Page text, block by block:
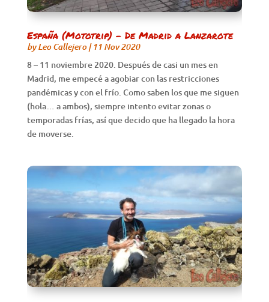
España (Mototrip) – De Madrid a Lanzarote
byLeo Callejero| 11 Nov 2020
8 – 11 noviembre 2020. Después de casi un mes en
Madrid, me empecé a agobiar con las restricciones
pandémicas y con el frío. Como saben los que me siguen
(hola… a ambos), siempre intento evitar zonas o
temporadas frías, así que decido que ha llegado la hora
de moverse.